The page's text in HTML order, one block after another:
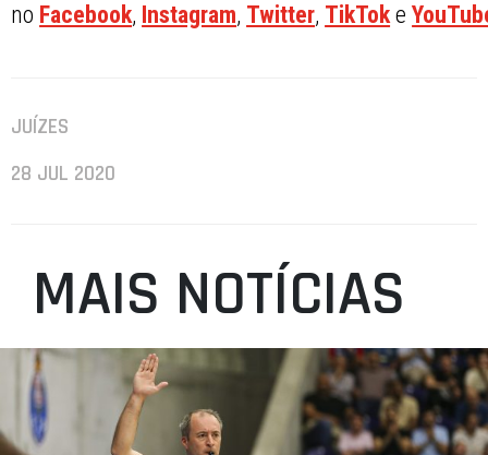
no Facebook, Instagram, Twitter, TikToke
JUÍZES
28 JUL 2020
MAIS NOTÍCIAS